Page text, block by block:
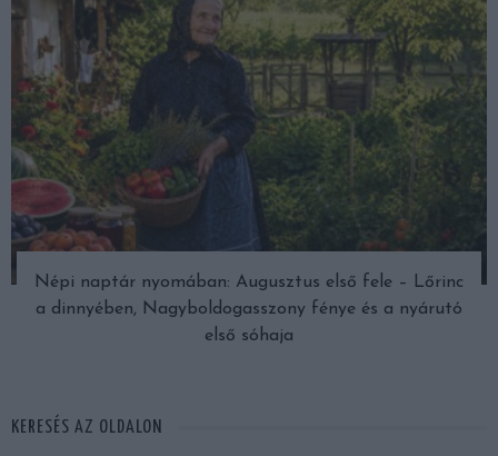
Népi naptár nyomában: Augusztus első fele – Lőrinc
a dinnyében, Nagyboldogasszony fénye és a nyárutó
első sóhaja
KERESÉS AZ OLDALON